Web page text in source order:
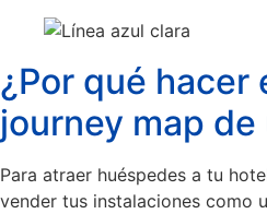
¿Por qué hacer
journey map de
Para atraer huéspedes a tu
vender tus instalaciones como